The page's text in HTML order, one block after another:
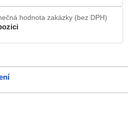
hodnota zakázky (bez DPH)